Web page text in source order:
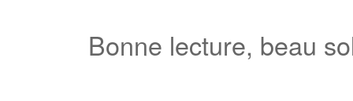
Bonne lecture, beau